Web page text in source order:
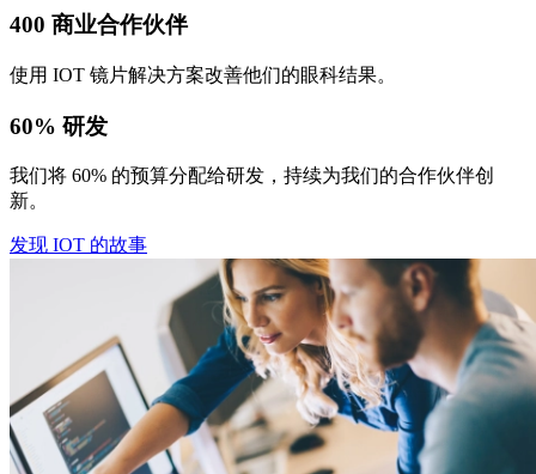
400 商业合作伙伴
使用 IOT 镜片解决方案改善他们的眼科结果。
60% 研发
我们将 60% 的预算分配给研发，持续为我们的合作伙伴创
新。
发现 IOT 的故事